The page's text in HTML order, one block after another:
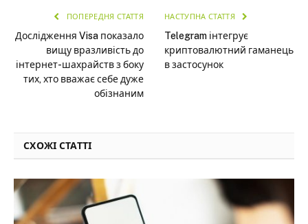
ПОПЕРЕДНЯ СТАТТЯ
Дослідження Visa показало
вищу вразливість до
інтернет-шахрайств з боку
тих, хто вважає себе дуже
обізнаним
НАСТУПНА СТАТТЯ
Telegram інтегрує
криптовалютний гаманець
в застосунок
СХОЖІ СТАТТІ